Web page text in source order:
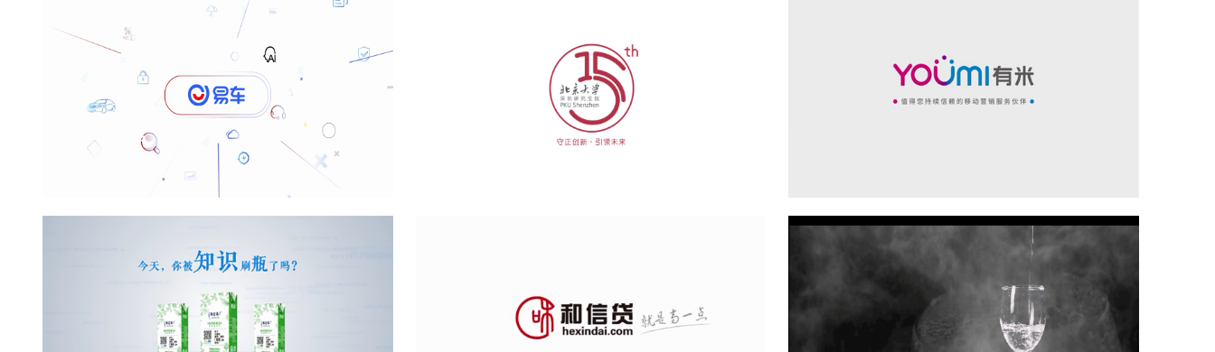
定州旅游宣传片
点击查看》 点击查看》
易车营销，一套完整的智能营销服务体系，易车
品牌焕新重新定位后，坐拥了全网最多最精准的
购车的深度行为。
点击查看》
每天有上千款APPA诞生，有无数的服务需要找
到新用户，移动互联网进入新存量时代，怎么花
钱效果好？有米来帮您！